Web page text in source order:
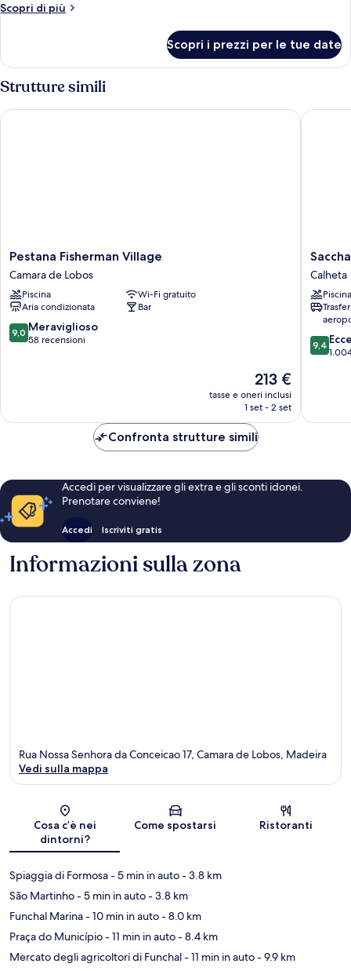
(Superior
Scopri di più
Altri
familiare,
vista
baia
(Superior
Deluxe)
Scopri i prezzi per le tue date
Strutture simili
Pestana
Fisherman
Village
Camara
de
Lobos
Pestana Fisherman Village
Camara de Lobos
Piscina
Wi-Fi gratuito
Aria condizionata
Bar
9.0
su
9,0 Meraviglioso
58 recensioni
Il
prezzo
attuale
213 €
213 €
tasse e oneri inclusi
1 set - 2 set
Pestana Fisherman Village
Resort
Calheta
Calheta
Piscina
9.4
su
9,4
Confronta strutture simili
Accedi per visualizzare gli extra e gli sconti idonei.
Prenotare conviene!
Accedi Iscriviti gratis
Informazioni sulla zona
Mappa
Rua Nossa Senhora da Conceicao 17, Camara de Lobos, Madeira
Vedi sulla mappa
Cosa c’è nei
dintorni?
Come spostarsi Ristoranti
Spiaggia di Formosa- 5 min in auto- 3.8 km
São Martinho- 5 min in auto- 3.8 km
Funchal Marina- 10 min in auto- 8.0 km
Praça do Município- 11 min in auto- 8.4 km
Mercato degli agricoltori di Funchal- 11 min in auto- 9.9 km